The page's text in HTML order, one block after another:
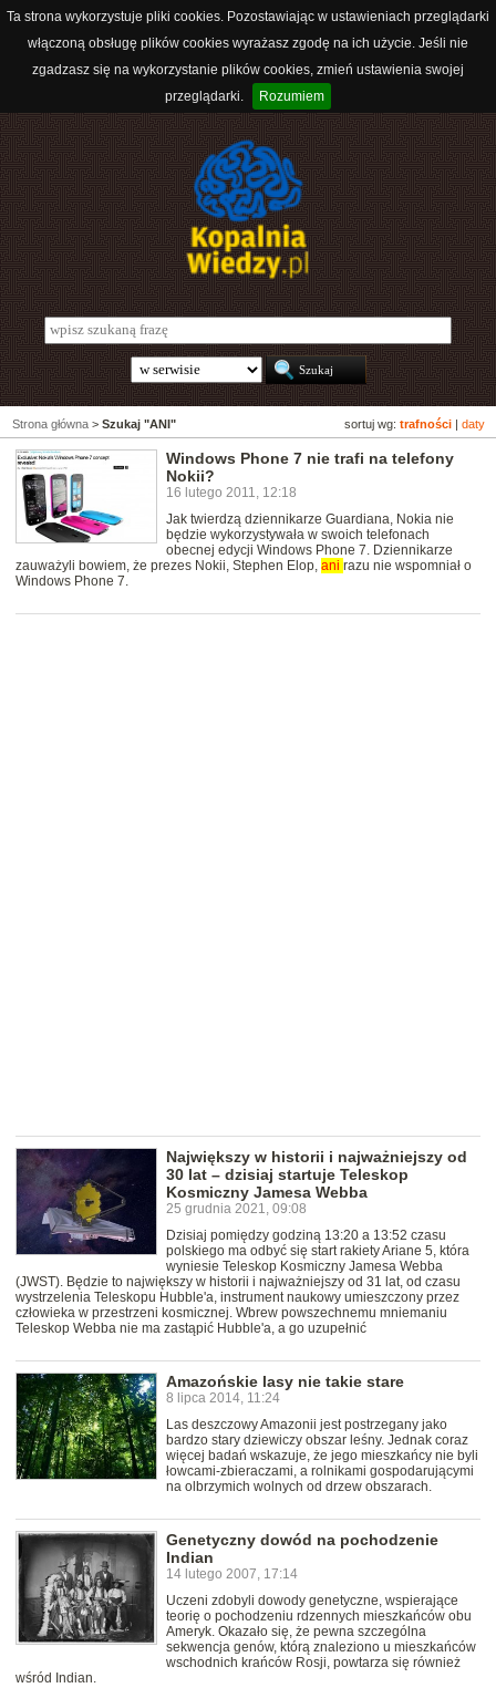
Ta strona wykorzystuje pliki cookies. Pozostawiając w ustawieniach przeglądarki
włączoną obsługę plików cookies wyrażasz zgodę na ich użycie. Jeśli nie
zgadzasz się na wykorzystanie plików cookies, zmień ustawienia swojej
przeglądarki.
Rozumiem
sortuj wg: trafności daty
Strona główna > Szukaj "ANI"
Windows Phone 7 nie trafi na telefony
Nokii?
16 lutego 2011, 12:18
Jak twierdzą dziennikarze Guardiana, Nokia nie
będzie wykorzystywała w swoich telefonach
obecnej edycji Windows Phone 7. Dziennikarze
zauważyli bowiem, że prezes Nokii, Stephen Elop, ani razu nie wspomniał o
Windows Phone 7.
Największy w historii i najważniejszy od
30 lat – dzisiaj startuje Teleskop
Kosmiczny Jamesa Webba
25 grudnia 2021, 09:08
Dzisiaj pomiędzy godziną 13:20 a 13:52 czasu
polskiego ma odbyć się start rakiety Ariane 5, która
wyniesie Teleskop Kosmiczny Jamesa Webba
(JWST). Będzie to największy w historii i najważniejszy od 31 lat, od czasu
wystrzelenia Teleskopu Hubble'a, instrument naukowy umieszczony przez
człowieka w przestrzeni kosmicznej. Wbrew powszechnemu mniemaniu
Teleskop Webba nie ma zastąpić Hubble'a, a go uzupełnić
Amazońskie lasy nie takie stare
8 lipca 2014, 11:24
Las deszczowy Amazonii jest postrzegany jako
bardzo stary dziewiczy obszar leśny. Jednak coraz
więcej badań wskazuje, że jego mieszkańcy nie byli
łowcami-zbieraczami, a rolnikami gospodarującymi
na olbrzymich wolnych od drzew obszarach.
Genetyczny dowód na pochodzenie
Indian
14 lutego 2007, 17:14
Uczeni zdobyli dowody genetyczne, wspierające
teorię o pochodzeniu rdzennych mieszkańców obu
Ameryk. Okazało się, że pewna szczególna
sekwencja genów, którą znaleziono u mieszkańców
wschodnich krańców Rosji, powtarza się również
wśród Indian.